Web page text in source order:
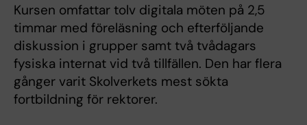
Kursen omfattar tolv digitala möten på 2,5
timmar med föreläsning och efterföljande
diskussion i grupper samt två tvådagars
fysiska internat vid två tillfällen. Den har flera
gånger varit Skolverkets mest sökta
fortbildning för rektorer.